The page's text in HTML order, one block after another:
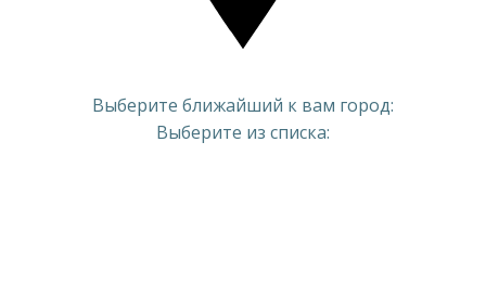
Выберите ближайший к вам город:
Выберите из списка: